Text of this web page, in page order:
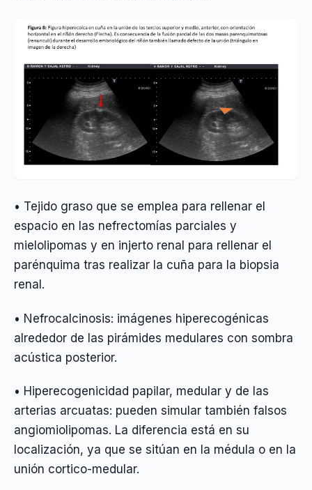
• Tejido graso que se emplea para rellenar el
espacio en las nefrectomías parciales y
mielolipomas y en injerto renal para rellenar el
parénquima tras realizar la cuña para la biopsia
renal.
• Nefrocalcinosis: imágenes hiperecogénicas
alrededor de las pirámides medulares con sombra
acústica posterior.
• Hiperecogenicidad papilar, medular y de las
arterias arcuatas: pueden simular también falsos
angiomiolipomas. La diferencia está en su
localización, ya que se sitúan en la médula o en la
unión cortico-medular.